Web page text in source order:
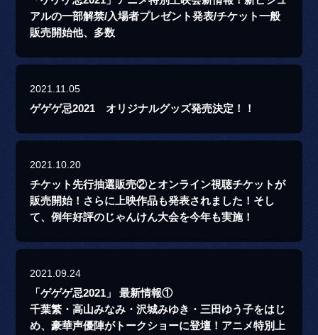
アルの一部解禁/入場者プレゼント発表/チケット一般
販売開始他、多数
2021.11.05
ゲゲゲ忌2021 オリジナルグッズ発売決定！！
2021.10.20
チケット先行抽選販売②とオンライン視聴チケットが
販売開始！さらに上映作品も発表されました！そし
て、例年好評のじゃんけん大会を今年も実施！
2021.09.24
「ゲゲゲ忌2021」 最新情報①
千葉繁・高山みなみ・沢城みゆき・三田ゆう子をはじ
め、豪華声優陣がトークショーに登壇！アニメ特別上